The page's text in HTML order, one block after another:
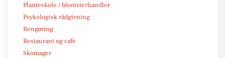
Planteskole / blomsterhandler
Psykologisk rådgivning
Rengøring
Restaurant og café
Skomager